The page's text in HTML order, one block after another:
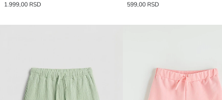
1.999,00 RSD
599,00 RSD